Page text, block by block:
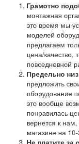
Грамотно
монтажная
это время мы
моделей
предлагаем
цена/качество,
повседневной
Предельно
предложить
оборудование
это вообще
понравилась
вернется к
магазине на